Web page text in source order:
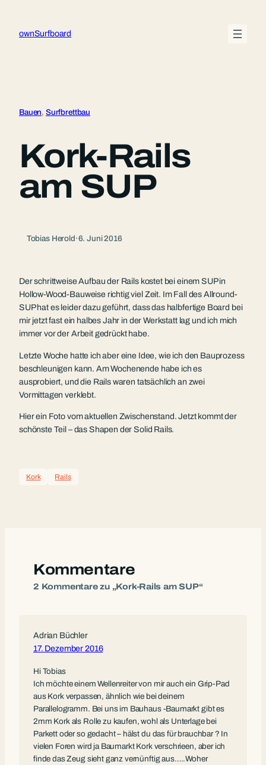
springen
ownSurfboard
Bauen, Surfbrettbau
Kork-Rails
am SUP
Tobias Herold·6. Juni 2016
Der schrittweise Aufbau der Rails kostet bei einem SUP in
Hollow-Wood-Bauweise richtig viel Zeit. Im Fall des Allround-
SUP hat es leider dazu geführt, dass das halbfertige Board bei
mir jetzt fast ein halbes Jahr in der Werkstatt lag und ich mich
immer vor der Arbeit gedrückt habe.
Letzte Woche hatte ich aber eine Idee, wie ich den Bauprozess
beschleunigen kann. Am Wochenende habe ich es
ausprobiert, und die Rails waren tatsächlich an zwei
Vormittagen verklebt.
Hier ein Foto vom aktuellen Zwischenstand. Jetzt kommt der
schönste Teil – das Shapen der Solid Rails.
Kork Rails
Kommentare
2 Kommentare zu „Kork-Rails am SUP“
Adrian Büchler
17. Dezember 2016
Hi Tobias
Ich möchte einem Wellenreiter von mir auch ein Grip-Pad
aus Kork verpassen, ähnlich wie bei deinem
Parallelogramm. Bei uns im Bauhaus -Baumarkt gibt es
2mm Kork als Rolle zu kaufen, wohl als Unterlage bei
Parkett oder so gedacht – hälst du das für brauchbar ? In
vielen Foren wird ja Baumarkt Kork verschrieen, aber ich
finde das Zeug sieht ganz vernünftig aus…..Woher